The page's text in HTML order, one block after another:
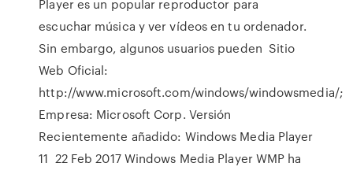
Player es un popular reproductor para
escuchar música y ver vídeos en tu ordenador.
Sin embargo, algunos usuarios pueden Sitio
Web Oficial:
http://www.microsoft.com/windows/windowsmedia/;
Empresa: Microsoft Corp. Versión
Recientemente añadido: Windows Media Player
11 22 Feb 2017 Windows Media Player WMP ha